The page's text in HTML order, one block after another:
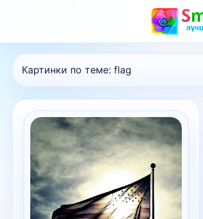
Картинки по теме: flag